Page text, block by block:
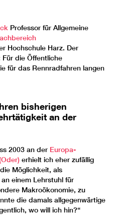
Professor für Allgemeine
Hochschule Harz. Der
die Öffentliche
für das Rennradfahren langen
bisherigen
an der
2003 an der Europa-
erhielt ich eher zufällig
Möglichkeit, als
einem Lehrstuhl für
Makroökonomie, zu
die damals allgegenwärtige
wo will ich hin?“